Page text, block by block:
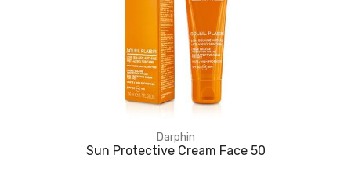
Darphin
Sun Protective Cream Face 50